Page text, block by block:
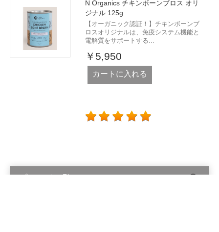
N Organics チキンボーンブロス オリ
ジナル 125g
【オーガニック認証！】チキンボーンブ
ロスオリジナルは、免疫システム機能と
電解質をサポートする...
￥5,950
カートに入れる
ブランド一覧